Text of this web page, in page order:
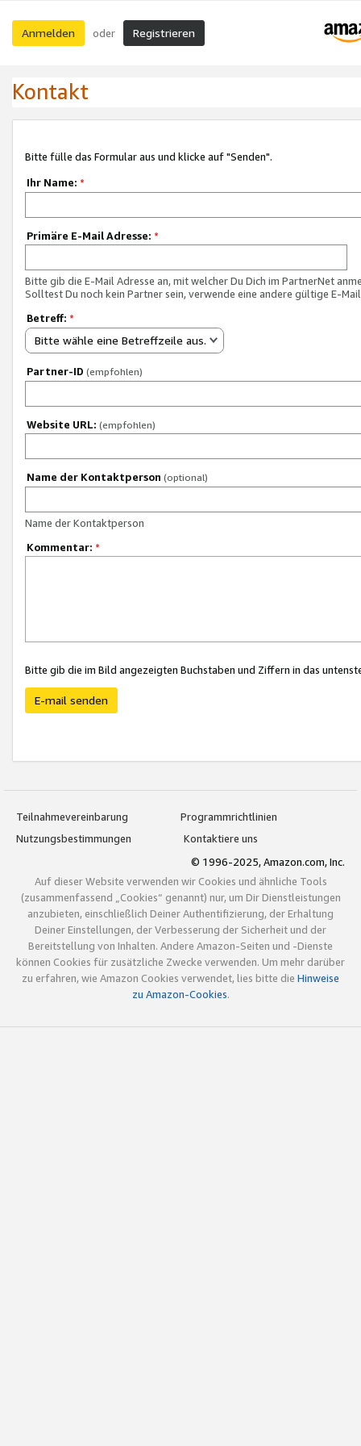
Anmelden oder Registrieren
Kontakt
Bitte fülle das Formular aus und klicke auf "Senden".
Ihr Name: *
Primäre E-Mail Adresse: *
Bitte gib die E-Mail Adresse an, mit welcher Du Dich im PartnerNet
Solltest Du noch kein Partner sein, verwende eine andere gültige E-
Betreff: *
Bitte wähle eine Betreffzeile aus.
Partner-ID (empfohlen)
Website URL: (empfohlen)
Name der Kontaktperson (optional)
Name der Kontaktperson
Kommentar: *
Bitte gib die im Bild angezeigten Buchstaben und Ziffern in das
E-mail senden
Teilnahmevereinbarung
Programmrichtlinien
Nutzungsbestimmungen
Kontaktiere uns
© 1996-2025, Amazon.com, Inc.
Auf dieser Website verwenden wir Cookies und ähnliche Tools
(zusammenfassend „Cookies“ genannt) nur, um Dir Dienstleistungen
anzubieten, einschließlich Deiner Authentifizierung, der Erhaltung
Deiner Einstellungen, der Verbesserung der Sicherheit und der
Bereitstellung von Inhalten. Andere Amazon-Seiten und -Dienste
können Cookies für zusätzliche Zwecke verwenden. Um mehr darüber
zu erfahren, wie Amazon Cookies verwendet, lies bitte die Hinweise
zu Amazon-Cookies.